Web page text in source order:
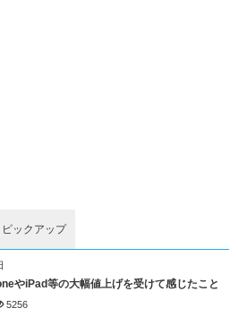
ピックアップ
やiPad等の大幅値上げを受けて感じたこと
5256